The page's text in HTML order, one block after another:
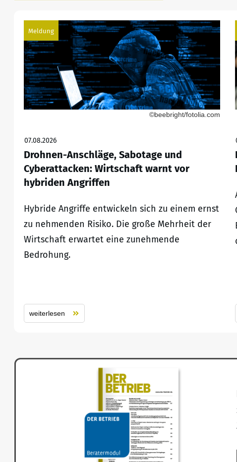
Meldung
©beebright/fotolia.com
07.08.2026
Drohnen-Anschläge, Sabotage und
Cyberattacken: Wirtschaft warnt vor
hybriden Angriffen
Hybride Angriffe entwickeln sich zu einem ernst
zu nehmenden Risiko. Die große Mehrheit der
Wirtschaft erwartet eine zunehmende
Bedrohung.
weiterlesen